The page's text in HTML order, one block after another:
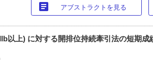
article アブストラクトを見る
以上) に対する開排位持続牽引法の短期成